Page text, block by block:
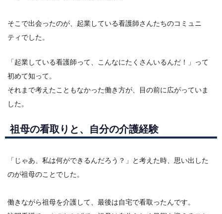
そこで出会ったのが、起業している看護師さんたちのコミュニ
ティでした。
「起業している看護師って、こんなにたくさんいるんだ！」って
初めて知って。
それまで考えたこともなかった働き方が、目の前に広がっていま
した。
祖母の看取りと、自分の介護経験
「じゃあ、私は何ができるんだろう？」と考えた時、思い出した
のが祖母のことでした。
働きながら祖母を介護して、最後は自宅で看取ったんです。